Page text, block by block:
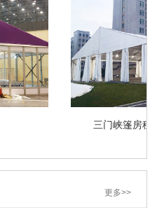
三门峡篷
更多>>